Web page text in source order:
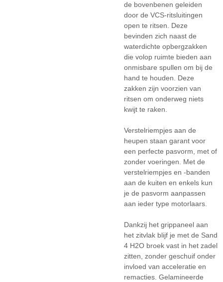
de bovenbenen geleiden
door de VCS-ritsluitingen
open te ritsen. Deze
bevinden zich naast de
waterdichte opbergzakken
die volop ruimte bieden aan
onmisbare spullen om bij de
hand te houden. Deze
zakken zijn voorzien van
ritsen om onderweg niets
kwijt te raken.
Verstelriempjes aan de
heupen staan garant voor
een perfecte pasvorm, met of
zonder voeringen. Met de
verstelriempjes en -banden
aan de kuiten en enkels kun
je de pasvorm aanpassen
aan ieder type motorlaars.
Dankzij het grippaneel aan
het zitvlak blijf je met de Sand
4 H2O broek vast in het zadel
zitten, zonder geschuif onder
invloed van acceleratie en
remacties. Gelamineerde